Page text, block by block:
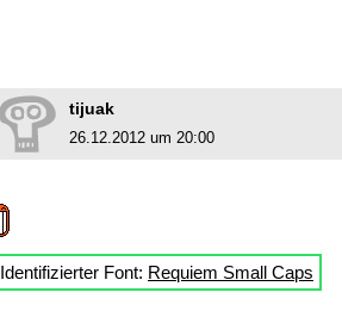
tijuak
26.12.2012 um 20:00
Identifizierter Font: Requiem Small Caps